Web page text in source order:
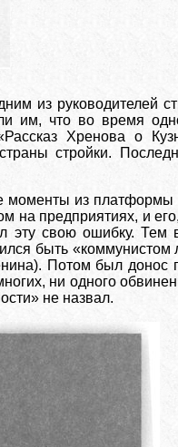
из руководителей
им, что во время
Хренова о
стройки.
из платформы
на предприятиях, и
эту свою ошибку.
быть «коммунистом
Потом был донос
ни одного
не назвал.